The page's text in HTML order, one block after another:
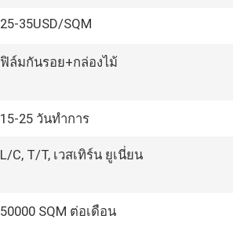
25-35USD/SQM
ฟิล์มกันรอย+กล่องไม้
15-25 วันทำการ
L/C, T/T, เวสเทิร์น ยูเนี่ยน
50000 SQM ต่อเดือน